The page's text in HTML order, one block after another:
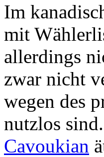
Im
mit
allerdings
zwar nicht
wegen des
nutzlos
Cavoukian